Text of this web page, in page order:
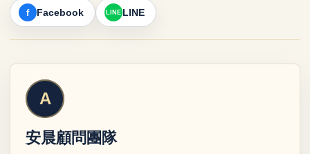
Facebook LINE
安晨顧問團隊